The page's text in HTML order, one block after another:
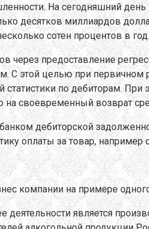
На сегодняшний день
десятков миллиардов
сотен процентов в год.
предоставление
С этой целью при первичном
статистики по дебиторам.
на своевременный возврат
дебиторской
оплаты за товар, например
компании на примере
является